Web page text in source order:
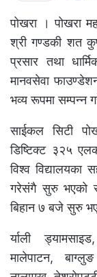
पोखरा । पोखरा
श्री गण्डकी शत
प्रसार तथा
मानवसेवा
भव्य रूपमा सम्पन्न
साईकल सिटी
डिष्टिक्ट ३२५
विश्व
गरेसंगै सुरु भएको
बिहान ७ बजे सुरु
र्याली
मालेपाटन,